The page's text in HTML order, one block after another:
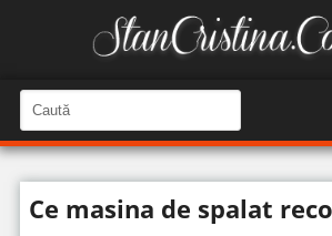
a
u
t
C
a
u
î
n
Ce masina de spalat